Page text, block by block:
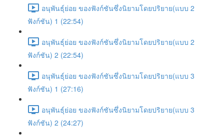
อนุพันธุ์ย่อย ของฟังก์ชันซึ่งนิยามโดยปริยาย(แบบ 2
ฟังก์ชัน) 1 (22:54)
อนุพันธุ์ย่อย ของฟังก์ชันซึ่งนิยามโดยปริยาย(แบบ 2
ฟังก์ชัน) 2 (22:54)
อนุพันธุ์ย่อย ของฟังก์ชันซึ่งนิยามโดยปริยาย(แบบ 3
ฟังก์ชัน) 1 (27:16)
อนุพันธุ์ย่อย ของฟังก์ชันซึ่งนิยามโดยปริยาย(แบบ 3
ฟังก์ชัน) 2 (24:27)